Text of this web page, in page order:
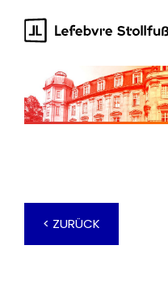
springen
< ZURÜCK